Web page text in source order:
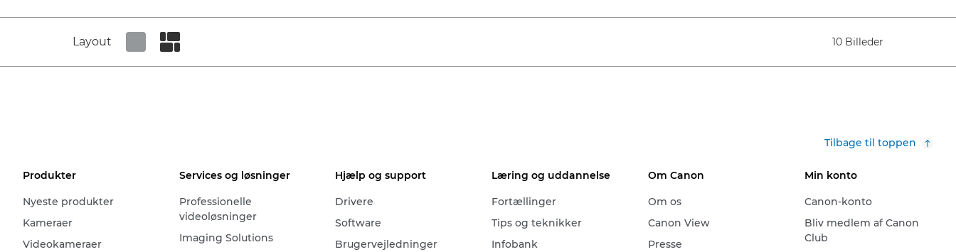
Layout 10 Billeder
Tilbage til toppen
Produkter
Nyeste produkter
Kameraer
Videokameraer
Services og løsninger
Professionelle
videoløsninger
Imaging Solutions
Hjælp og support
Drivere
Software
Brugervejledninger
Læring og uddannelse
Fortællinger
Tips og teknikker
Infobank
Om Canon
Om os
Canon View
Presse
Min konto
Canon-konto
Bliv medlem af Canon
Club